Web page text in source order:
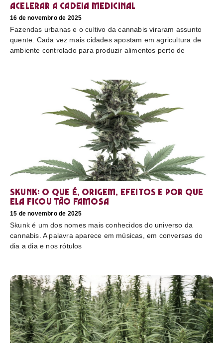
acelerar a cadeia medicinal
16 de novembro de 2025
Fazendas urbanas e o cultivo da cannabis viraram assunto
quente. Cada vez mais cidades apostam em agricultura de
ambiente controlado para produzir alimentos perto de
Skunk: o que é, origem, efeitos e por que
ela ficou tão famosa
15 de novembro de 2025
Skunk é um dos nomes mais conhecidos do universo da
cannabis. A palavra aparece em músicas, em conversas do
dia a dia e nos rótulos